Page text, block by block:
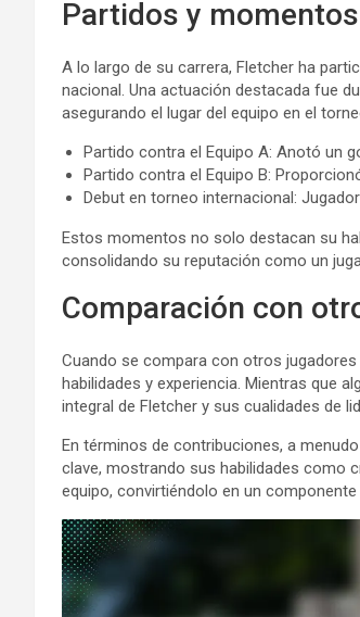
Partidos y
A lo largo de su carrera, Fletcher ha
nacional. Una actuación destacada fue
asegurando el lugar del equipo en el
Partido contra el Equipo A: Anotó un
Partido contra el Equipo B:
Debut en torneo internacional:
Estos momentos no solo destacan su
consolidando su reputación como un
Comparación con
Cuando se compara con otros
habilidades y experiencia. Mientras que
integral de Fletcher y sus cualidades de
En términos de contribuciones, a
clave, mostrando sus habilidades como
equipo, convirtiéndolo en un